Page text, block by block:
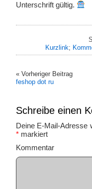
Unterschrift gültig.
Kurzlink;
« Vorheriger Beitrag
feshop dot ru
Schreibe einen
Deine E-Mail-Adresse
* markiert